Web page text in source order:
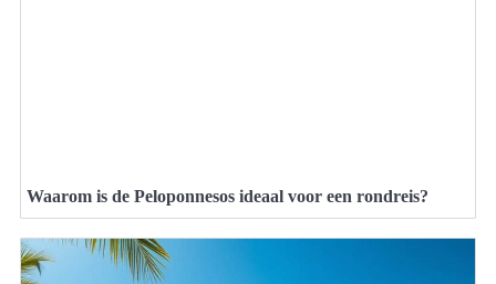
Waarom is de Peloponnesos ideaal voor een rondreis?